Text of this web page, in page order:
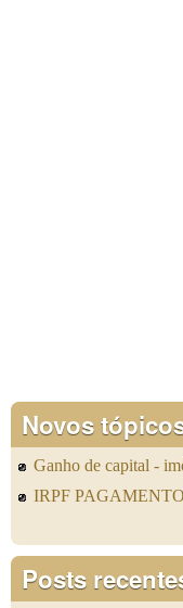
Novos
Ganho de capital -
IRPF
Posts